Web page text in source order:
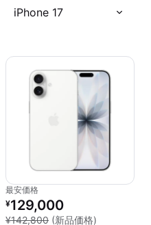
iPhone 17
：¥69,800
最安価格
リファービッシュ品の価格：
¥129,000
¥142,800 (新品価格)